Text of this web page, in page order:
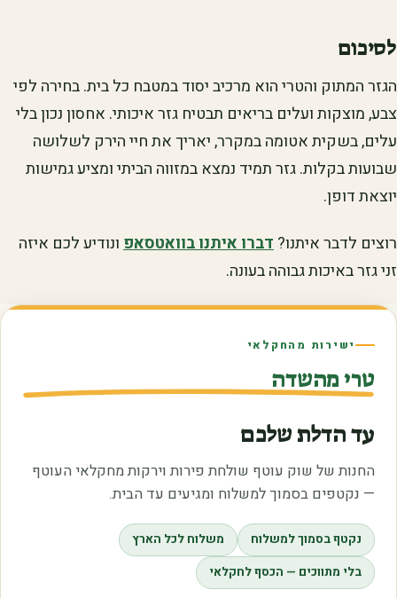
לסיכום
הגזר המתוק והטרי הוא מרכיב יסוד במטבח כל בית. בחירה לפי
צבע, מוצקות ועלים בריאים תבטיח גזר איכותי. אחסון נכון בלי
עלים, בשקית אטומה במקרר, יאריך את חיי הירק לשלושה
שבועות בקלות. גזר תמיד נמצא במזווה הביתי ומציע גמישות
יוצאת דופן.
רוצים לדבר איתנו?דברו איתנו בוואטסאפונודיע לכם איזה
זני גזר באיכות גבוהה בעונה.
ישירות מהחקלאי
טרי מהשדה
עד הדלת שלכם
החנות של שוק עוטף שולחת פירות וירקות מחקלאי העוטף
— נקטפים בסמוך למשלוח ומגיעים עד הבית.
נקטף בסמוך למשלוח
משלוח לכל הארץ
בלי מתווכים — הכסף לחקלאי